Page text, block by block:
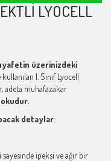
LYOCELL
üzerinizdeki
1. Sınıf Lyocell
adeta muhafazakar
detaylar:
ipeksi ve ağır bir